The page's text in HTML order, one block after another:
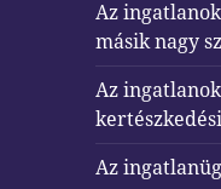
Az
másik nagy
Az
Az